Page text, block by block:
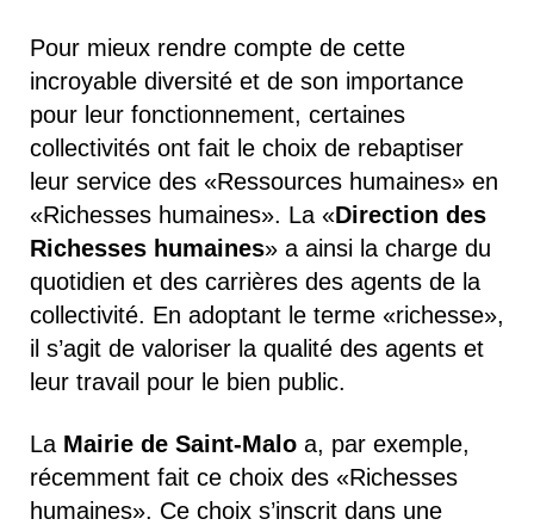
Pour mieux rendre compte de cette
incroyable diversité et de son importance
pour leur fonctionnement, certaines
collectivités ont fait le choix de rebaptiser
leur service des «Ressources humaines» en
«Richesses humaines». La «Direction des
Richesses humaines» a ainsi la charge du
quotidien et des carrières des agents de la
collectivité. En adoptant le terme «richesse»,
il s’agit de valoriser la qualité des agents et
leur travail pour le bien public.
La Mairie de Saint-Malo a, par exemple,
récemment fait ce choix des «Richesses
humaines». Ce choix s’inscrit dans une